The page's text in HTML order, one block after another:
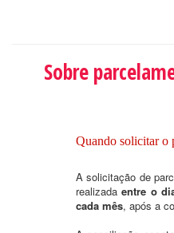
Sobre
Quando solicitar o
A solicitação de
realizadaentre o
cada mês, após a